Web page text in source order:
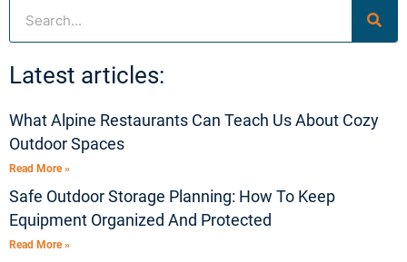
Latest articles:
What Alpine Restaurants Can Teach Us About Cozy
Outdoor Spaces
Read More »
Safe Outdoor Storage Planning: How To Keep
Equipment Organized And Protected
Read More »